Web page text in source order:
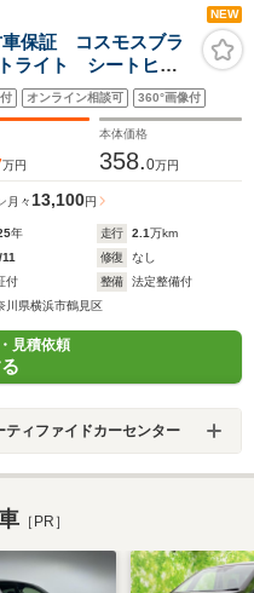
NEW
保証 コスモスブラ
ライト シートヒー
イブレコーダー ワ
純正ナビ バッ
オンライン相談可 360°画像付
万円
本体価格
358.0万円
月々 13,100円
年 走行 2.1万km
修復
なし
付 整備
法定整備付
川県横浜市鶴見区
見積依頼
ティファイドカーセンター
［PR］